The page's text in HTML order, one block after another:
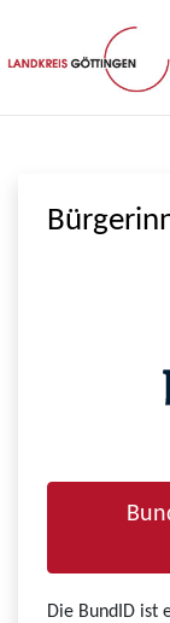
Zum Hauptinhalt
Die BundID ist